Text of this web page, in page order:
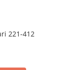
221-412